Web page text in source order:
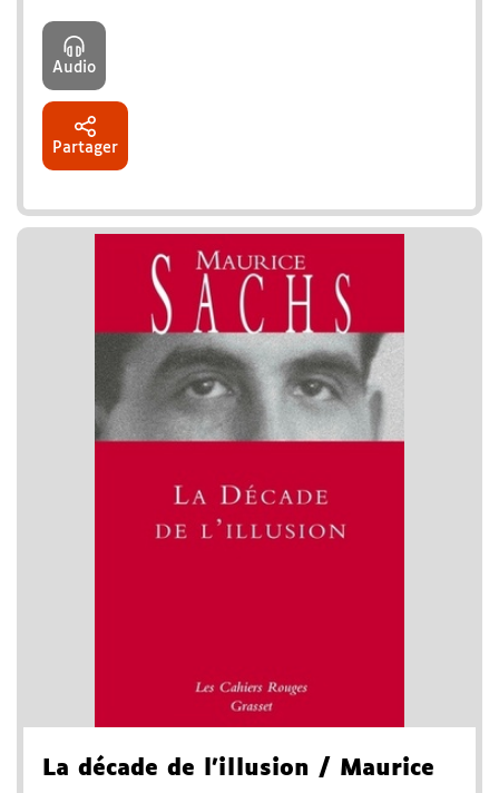
Audio
Partager
La décade de l'illusion / Maurice